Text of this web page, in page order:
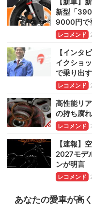
新型「
9000円で
レコメンド
【インタ
イクショ
で乗り出
レコメンド
高性能リ
の持ち腐
レコメンド
【速報】
2027モデ
ンが明言
レコメンド
あなたの愛車が高